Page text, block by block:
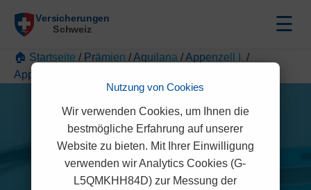
☰
🏠 Startseite / Prämien /Aquilana /Appenzell I. /
Appenzell Steinegg
Alle Aquilana Prämien in
Nutzung von Cookies
Wir verwenden Cookies, um Ihnen die
bestmögliche Erfahrung auf unserer
Website zu bieten. Mit Ihrer Einwilligung
verwenden wir Analytics Cookies (G-
L5QMKHH84D) zur Messung der